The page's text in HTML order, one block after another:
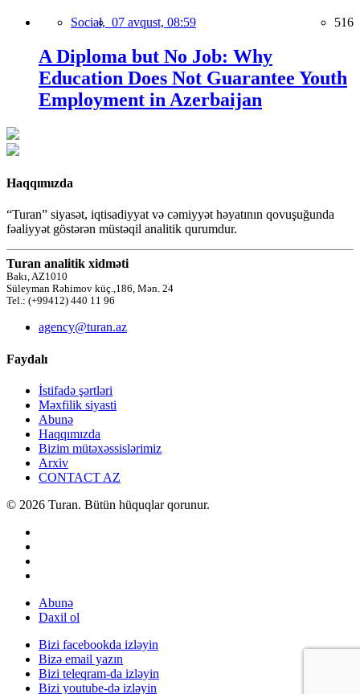
Social, 07 avqust, 08:59 516
A Diploma but No Job: Why
Education Does Not Guarantee Youth
Employment in Azerbaijan
Haqqımızda
“Turan” siyasət, iqtisadiyyat və cəmiyyət həyatının qovuşuğunda
fəaliyyət göstərən müstəqil analitik qurumdur.
Turan analitik xidməti
Bakı, AZ1010
Süleyman Rəhimov küç.,186, Mən. 24
Tel.: (+99412) 440 11 96
agency@turan.az
Faydalı
İstifadə şərtləri
Məxfilik siyasti
Abunə
Haqqımızda
Bizim mütəxəssislərimiz
Arxiv
CONTACT AZ
© 2026 Turan. Bütün hüquqlar qorunur.
Abunə
Daxil ol
Bizi facebookda izləyin
Bizə email yazın
Bizi teleqram-da izləyin
Bizi youtube-də izləyin